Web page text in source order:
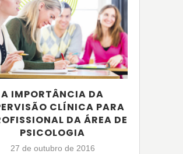
A IMPORTÂNCIA DA
CLÍNICA PARA
DA ÁREA DE
PSICOLOGIA
27 de outubro de 2016